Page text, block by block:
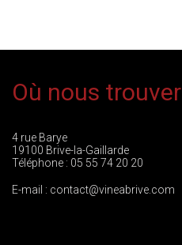
Où nous trouver
4 rue Barye
19100 Brive-la-Gaillarde
Téléphone : 05 55 74 20 20
E-mail : contact@vineabrive.com